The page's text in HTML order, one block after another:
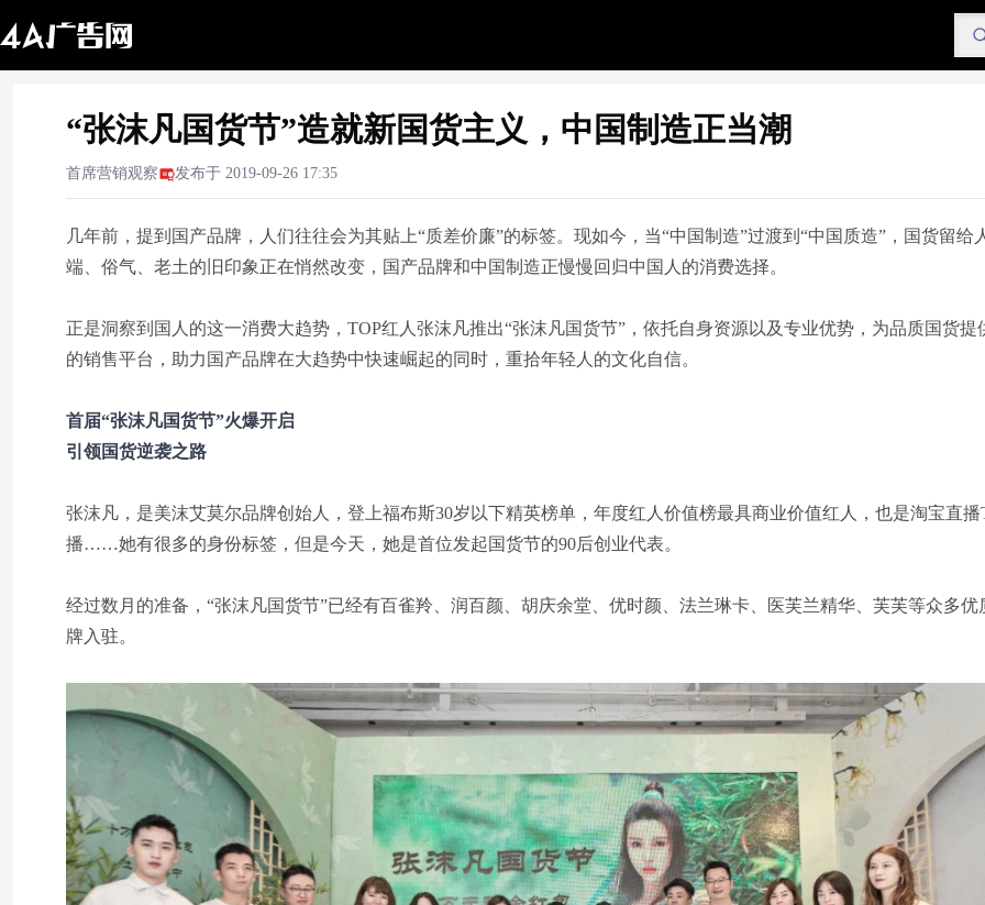
“张沫凡国货节”造就新国货主义，中国制造正当潮
首席营销观察 发布于 2019-09-26 17:35
几年前，提到国产品牌，人们往往会为其贴上“质差价廉”的标签。现如今，当“中国制造”过渡到“中国质造”，国货留给
端、俗气、老土的旧印象正在悄然改变，国产品牌和中国制造正慢慢回归中国人的消费选择。
正是洞察到国人的这一消费大趋势，TOP红人张沫凡推出“张沫凡国货节”，依托自身资源以及专业优势，为品质国货提
的销售平台，助力国产品牌在大趋势中快速崛起的同时，重拾年轻人的文化自信。
首届“张沫凡国货节”火爆开启
引领国货逆袭之路
张沫凡，是美沫艾莫尔品牌创始人，登上福布斯30岁以下精英榜单，年度红人价值榜最具商业价值红人，也是淘宝直播
播……她有很多的身份标签，但是今天，她是首位发起国货节的90后创业代表。
经过数月的准备，“张沫凡国货节”已经有百雀羚、润百颜、胡庆余堂、优时颜、法兰琳卡、医芙兰精华、芙芙等众多优
牌入驻。